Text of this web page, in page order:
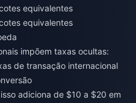
equivalentes
equivalentes
impõem taxas ocultas:
de transação internacional
adiciona de $10 a $20 em